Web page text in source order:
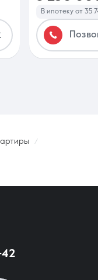
В ипотеку от 35